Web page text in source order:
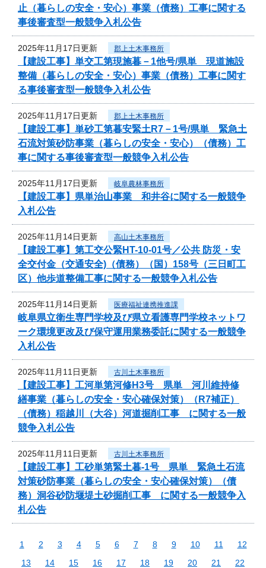
止（暮らしの安全・安心）事業（債務）工事に関する
事後審査型一般競争入札公告
2025年11月17日更新 郡上土木事務所
【建設工事】単交工第現施暮－1他号/県単 現道施設
整備（暮らしの安全・安心）事業（債務）工事に関す
る事後審査型一般競争入札公告
2025年11月17日更新 郡上土木事務所
【建設工事】単砂工第暮安緊土R7－1号/県単 緊急土
石流対策砂防事業（暮らしの安全・安心）（債務）工
事に関する事後審査型一般競争入札公告
2025年11月17日更新 岐阜農林事務所
【建設工事】県単治山事業 和井谷に関する一般競争
入札公告
2025年11月14日更新 高山土木事務所
【建設工事】第工交公緊HT-10-01号／公共 防災・安
全交付金（交通安全)（債務）（国）158号（三日町工
区）他歩道整備工事に関する一般競争入札公告
2025年11月14日更新 医療福祉連携推進課
岐阜県立衛生専門学校及び県立看護専門学校ネットワ
ーク環境更改及び保守運用業務委託に関する一般競争
入札公告
2025年11月11日更新 古川土木事務所
【建設工事】工河単第河修H3号 県単 河川維持修
繕事業（暮らしの安全・安心確保対策）（R7補正）
（債務）稲越川（大谷）河道掘削工事 に関する一般
競争入札公告
2025年11月11日更新 古川土木事務所
【建設工事】工砂単第緊土暮-1号 県単 緊急土石流
対策砂防事業（暮らしの安全・安心確保対策）（債
務）洞谷砂防堰堤土砂掘削工事 に関する一般競争入
札公告
1 2 3 4 5 6 7 8 9 10 11
12
13
14 15 16 17 18 19 20 21
22